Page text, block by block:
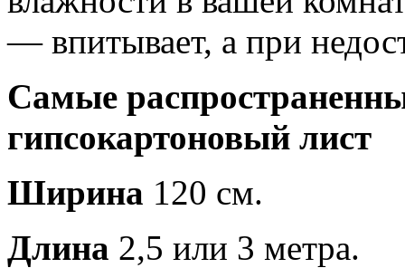
— впитывает, а при
Самые
гипсокартоновый лист
Ширина 120 см.
Длина 2,5 или 3 метра.